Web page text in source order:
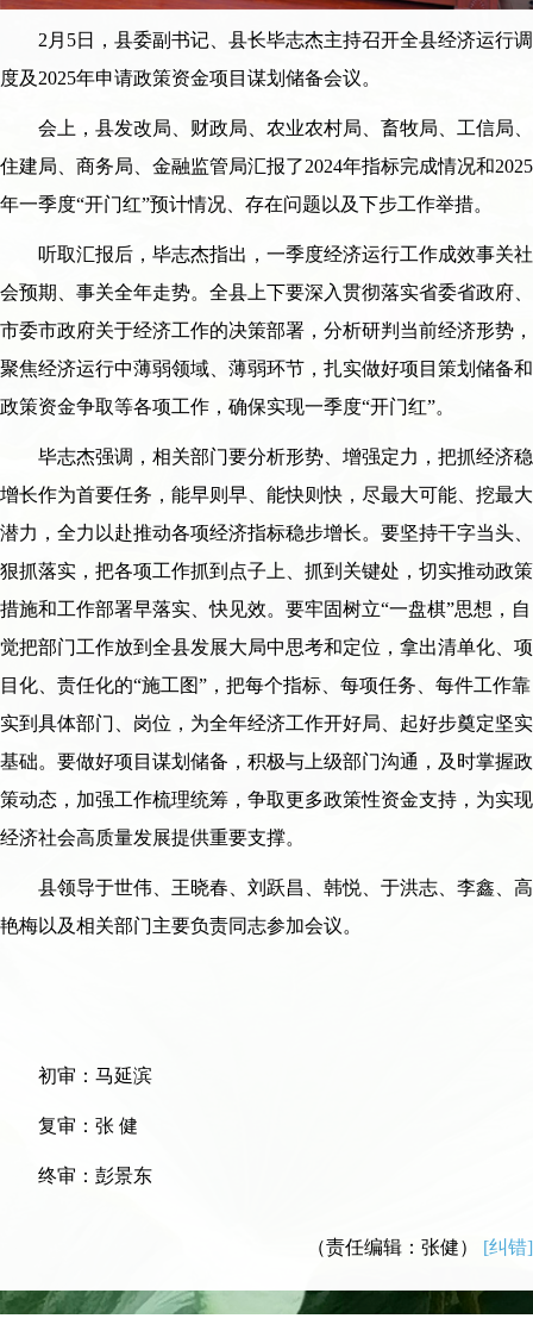
2月5日，县委副书记、县长毕志杰主持召开全县经济运行调
度及2025年申请政策资金项目谋划储备会议。
会上，县发改局、财政局、农业农村局、畜牧局、工信局、
住建局、商务局、金融监管局汇报了2024年指标完成情况和2025
年一季度“开门红”预计情况、存在问题以及下步工作举措。
听取汇报后，毕志杰指出，一季度经济运行工作成效事关社
会预期、事关全年走势。全县上下要深入贯彻落实省委省政府、
市委市政府关于经济工作的决策部署，分析研判当前经济形势，
聚焦经济运行中薄弱领域、薄弱环节，扎实做好项目策划储备和
政策资金争取等各项工作，确保实现一季度“开门红”。
毕志杰强调，相关部门要分析形势、增强定力，把抓经济稳
增长作为首要任务，能早则早、能快则快，尽最大可能、挖最大
潜力，全力以赴推动各项经济指标稳步增长。要坚持干字当头、
狠抓落实，把各项工作抓到点子上、抓到关键处，切实推动政策
措施和工作部署早落实、快见效。要牢固树立“一盘棋”思想，自
觉把部门工作放到全县发展大局中思考和定位，拿出清单化、项
目化、责任化的“施工图”，把每个指标、每项任务、每件工作靠
实到具体部门、岗位，为全年经济工作开好局、起好步奠定坚实
基础。要做好项目谋划储备，积极与上级部门沟通，及时掌握政
策动态，加强工作梳理统筹，争取更多政策性资金支持，为实现
经济社会高质量发展提供重要支撑。
县领导于世伟、王晓春、刘跃昌、韩悦、于洪志、李鑫、高
艳梅以及相关部门主要负责同志参加会议。
初审：马延滨
复审：张 健
终审：彭景东
（责任编辑：张健） [纠错]